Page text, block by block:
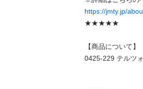
https://jmty.jp/
★★★★★
【商品について】
0425-229 テルツ